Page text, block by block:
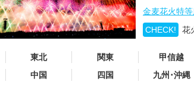
金麦花火特
CHECK!
花
東北 関東 甲信越
中国 四国 九州･沖縄